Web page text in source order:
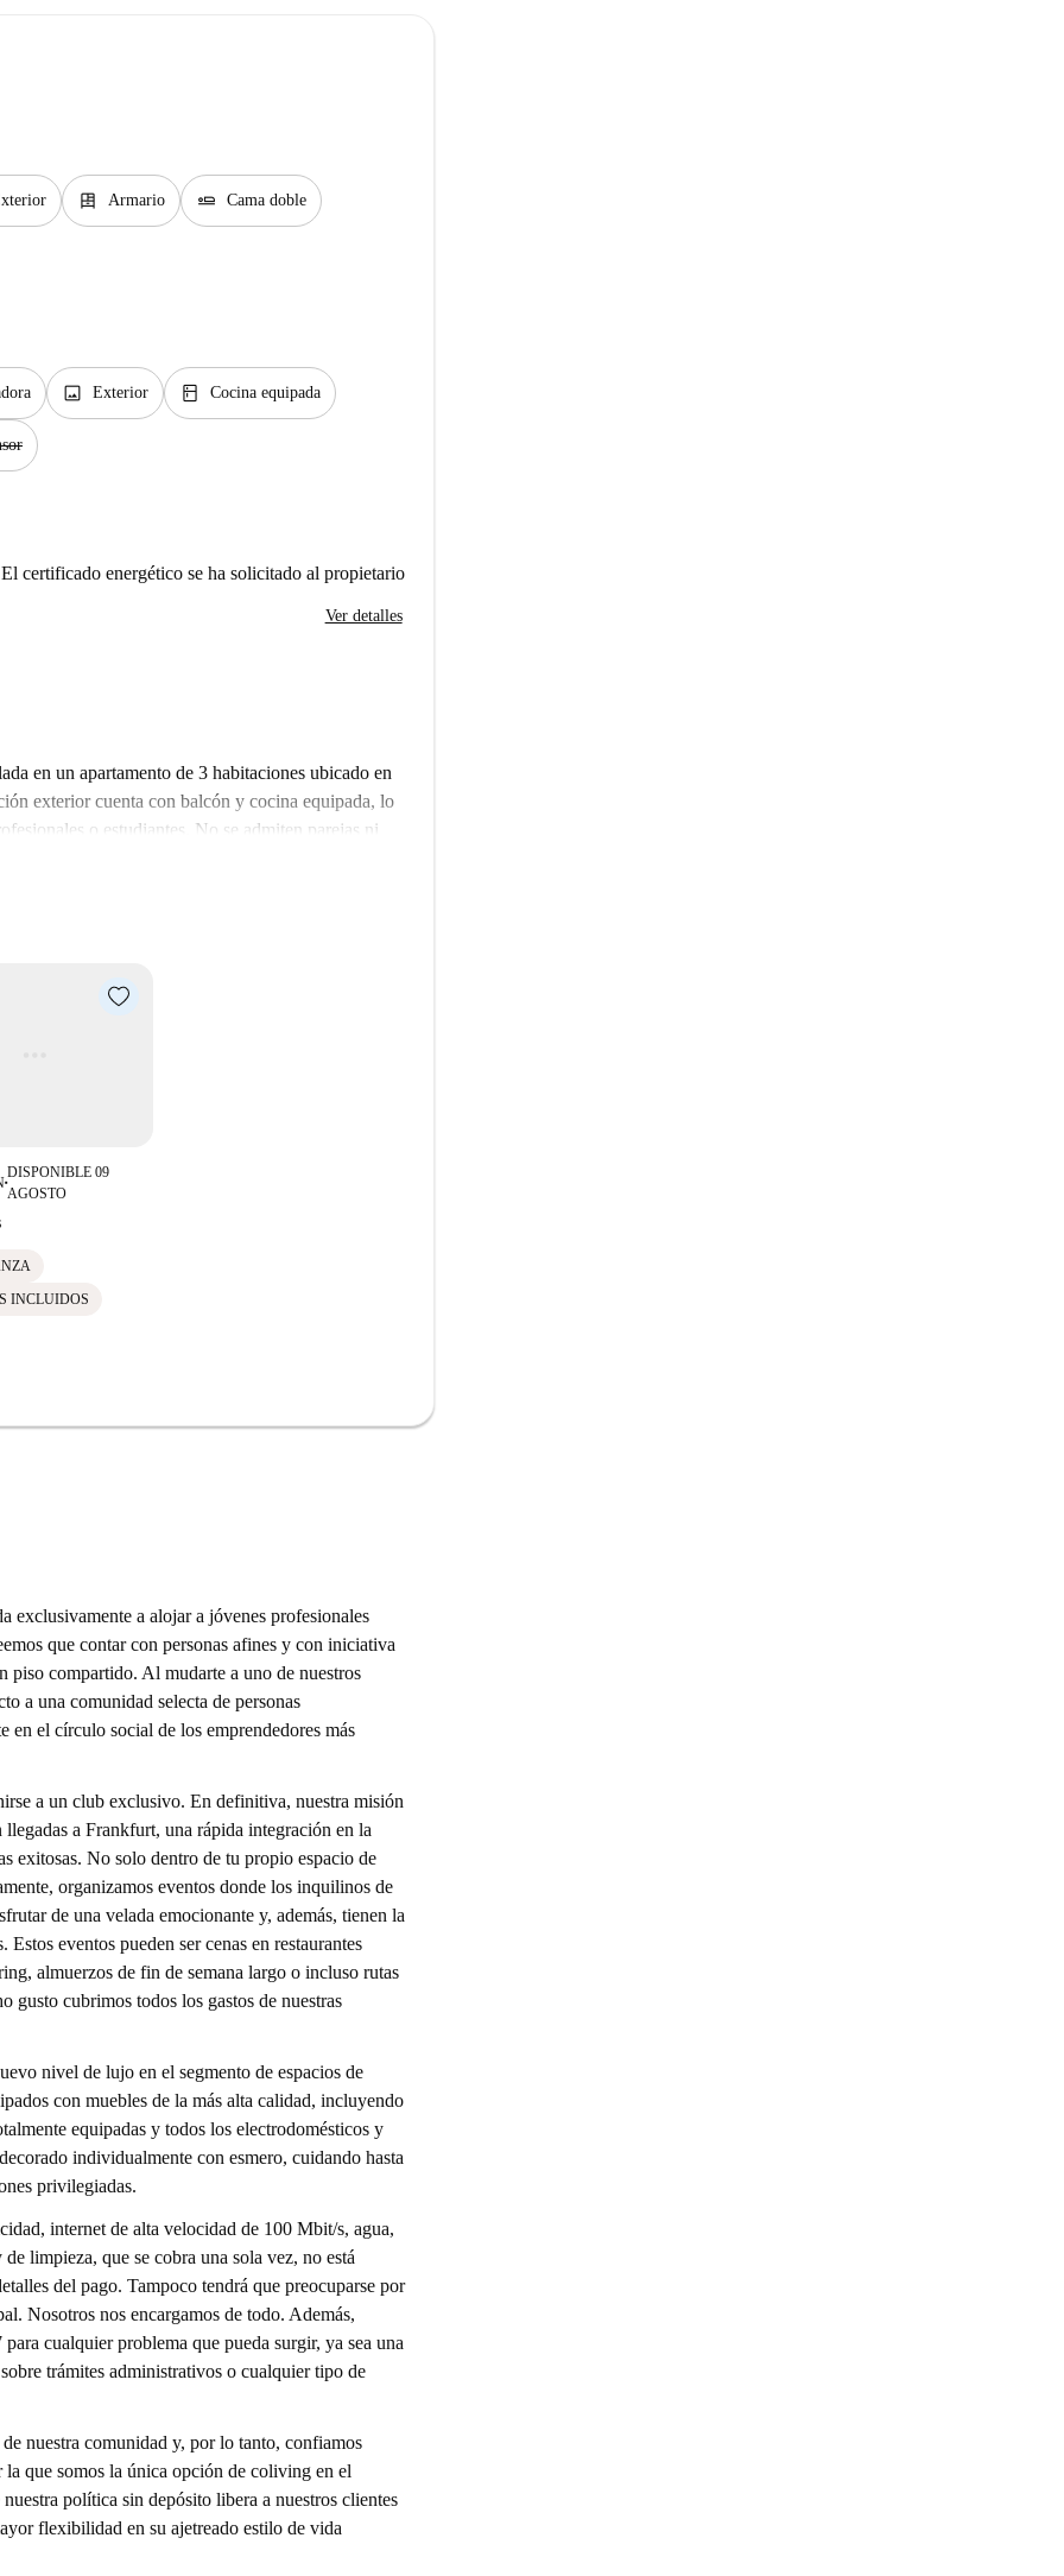
dresser Armario airline_seat_flat Cama doble
image Exterior kitchen Cocina equipada
El certificado energético se ha solicitado al propietario
Ver detalles
en un apartamento de 3 habitaciones ubicado en
exterior cuenta con balcón y cocina equipada, lo
o estudiantes. No se admiten parejas ni
agua, gas, wifi y calefacción, están incluidos, lo
lo que garantiza anuncios de alta calidad.
cocina italiana en el restaurante Il Bagutta,
■
DISPONIBLE 09
AGOSTO
INCLUIDOS
a alojar a jóvenes profesionales
que contar con personas afines y con iniciativa
piso compartido. Al mudarte a uno de nuestros
a una comunidad selecta de personas
en el círculo social de los emprendedores más
a un club exclusivo. En definitiva, nuestra misión
a Frankfurt, una rápida integración en la
exitosas. No solo dentro de tu propio espacio de
organizamos eventos donde los inquilinos de
de una velada emocionante y, además, tienen la
eventos pueden ser cenas en restaurantes
almuerzos de fin de semana largo o incluso rutas
gusto cubrimos todos los gastos de nuestras
nivel de lujo en el segmento de espacios de
con muebles de la más alta calidad, incluyendo
equipadas y todos los electrodomésticos y
individualmente con esmero, cuidando hasta
privilegiadas.
internet de alta velocidad de 100 Mbit/s, agua,
limpieza, que se cobra una sola vez, no está
del pago. Tampoco tendrá que preocuparse por
Nosotros nos encargamos de todo. Además,
cualquier problema que pueda surgir, ya sea una
trámites administrativos o cualquier tipo de
nuestra comunidad y, por lo tanto, confiamos
la que somos la única opción de coliving en el
política sin depósito libera a nuestros clientes
flexibilidad en su ajetreado estilo de vida